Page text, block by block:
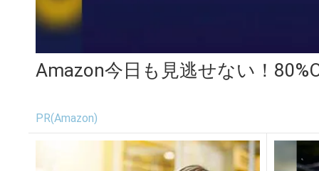
Amazon今日も見逃せない！
PR(Amazon)